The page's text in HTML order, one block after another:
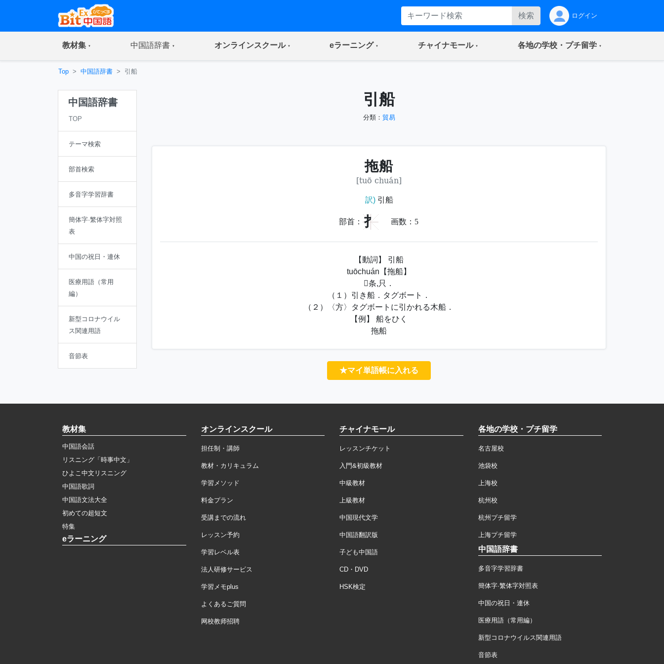
検索 ログイン
教材集(current) 中国語辞書(current) オンラインスクール(current) eラーニング(current) チャイナモール(current) 各地の学校・プチ留学(current)
Top 中国語辞書 引船
中国語辞書
TOP
テーマ検索
部首検索
多音字学習辞書
簡体字·繁体字対照
表
中国の祝日・連休
医療用語（常用
編）
新型コロナウイル
ス関連用語
音節表
引船
分類： 貿易
拖船
[tuō chuán]
訳)引船
部首： 扌 画数： 5
【動詞】 引船
tuōchuán【拖船】
条,只．
（１）引き船．タグボート．
（２）〈方〉タグボートに引かれる木船．
【例】 船をひく
拖船
★マイ単語帳に入れる
教材集
中国語会話
リスニング「時事中文」
ひよこ中文リスニング
中国語歌詞
中国語文法大全
初めての超短文
特集
eラーニング
オンラインスクール
担任制・講師
教材・カリキュラム
学習メソッド
料金プラン
受講までの流れ
レッスン予約
学習レベル表
法人研修サービス
学習メモplus
よくあるご質問
网校教师招聘
チャイナモール
レッスンチケット
入門&初級教材
中級教材
上級教材
中国現代文学
中国語翻訳版
子ども中国語
CD・DVD
HSK検定
各地の学校・プチ留学
名古屋校
池袋校
上海校
杭州校
杭州プチ留学
上海プチ留学
中国語辞書
多音字学習辞書
簡体字·繁体字対照表
中国の祝日・連休
医療用語（常用編）
新型コロナウイルス関連用語
音節表